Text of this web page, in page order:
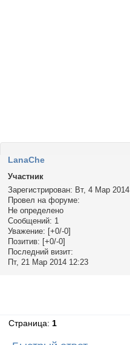
LanaChe
Участник
Зарегистрирован: Вт, 4 Мар 2014
Провел на форуме:
Не определено
Сообщений: 1
Уважение: [+0/-0]
Позитив: [+0/-0]
Последний визит:
Пт, 21 Мар 2014 12:23
Страница:1